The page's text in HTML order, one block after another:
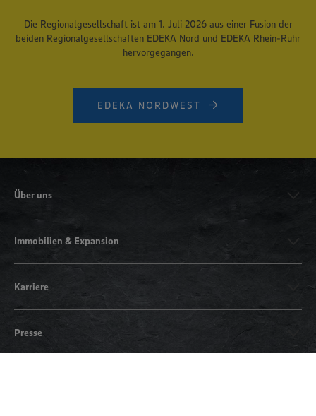
Die Regionalgesellschaft ist am 1. Juli 2026 aus einer Fusion der
beiden Regionalgesellschaften EDEKA Nord und EDEKA Rhein-Ruhr
hervorgegangen.
EDEKA NORDWEST
Über uns
Immobilien & Expansion
Karriere
Presse